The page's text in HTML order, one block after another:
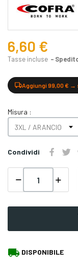
6,60 €
Tasse incluse
Aggiungi 99,00 € →
Misura :
Condividi
local_shipping DISPONIBILE